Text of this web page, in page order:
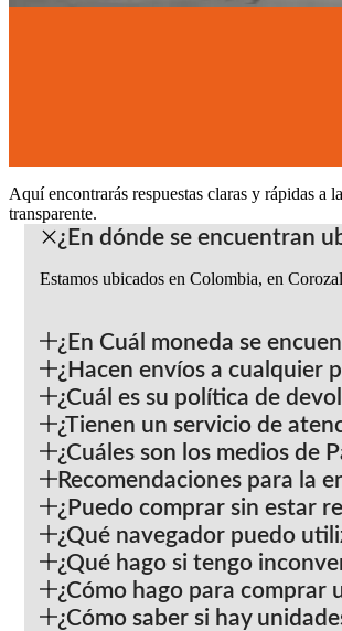
Aquí encontrarás respuestas claras y rápidas a
transparente.
¿En dónde se encuentran
Estamos ubicados en Colombia, en
¿En Cuál moneda se
¿Hacen envíos a cualquier
¿Cuál es su política de
¿Tienen un servicio de
¿Cuáles son los medios de
Recomendaciones para la
¿Puedo comprar sin estar
¿Qué navegador puedo
¿Qué hago si tengo
¿Cómo hago para comprar
¿Cómo saber si hay